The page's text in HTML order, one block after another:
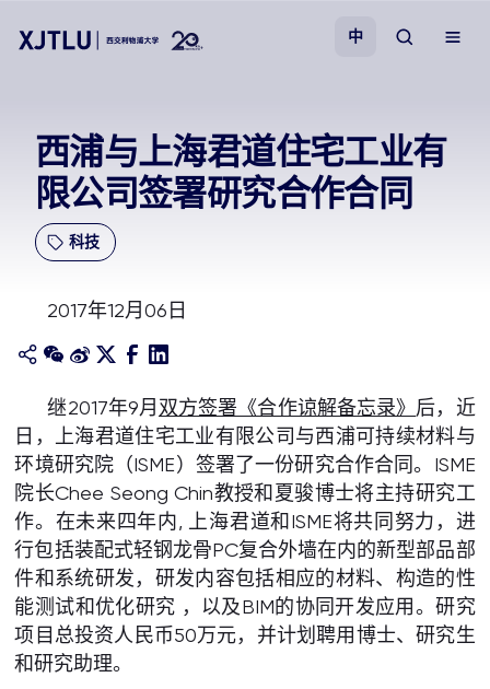
招生
科研
学院
关于我们
中
西浦与上海君道住宅工业有
限公司签署研究合作合同
科技
2017年12月06日
继2017年9月 双方签署《合作谅解备忘录》 后，近
日，上海君道住宅工业有限公司与西浦可持续材料与
环境研究院（ISME）签署了一份研究合作合同。ISME
院长Chee Seong Chin教授和夏骏博士将主持研究工
作。在未来四年内, 上海君道和ISME将共同努力，进
行包括装配式轻钢龙骨PC复合外墙在内的新型部品部
件和系统研发，研发内容包括相应的材料、构造的性
能测试和优化研究 ，以及BIM的协同开发应用。研究
项目总投资人民币50万元，并计划聘用博士、研究生
和研究助理。